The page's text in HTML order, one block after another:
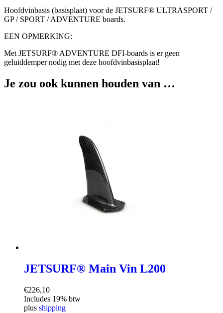
Hoofdvinbasis (basisplaat) voor de JETSURF® ULTRASPORT /
GP / SPORT / ADVENTURE boards.
EEN OPMERKING:
Met JETSURF® ADVENTURE DFI-boards is er geen
geluiddemper nodig met deze hoofdvinbasisplaat!
Je zou ook kunnen houden van …
JETSURF® Main Vin L200
€226,10
Includes 19% btw
plus shipping